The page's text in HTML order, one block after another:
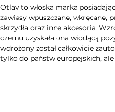
Otlav to włoska marka
zawiasy wpuszczane, wkręcane,
skrzydła oraz inne akcesoria.
czemu uzyskała ona wiodącą
wdrożony został całkowicie
tylko do państw europejskich,